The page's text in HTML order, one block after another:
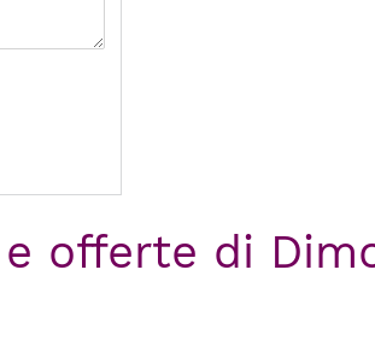
offerte di